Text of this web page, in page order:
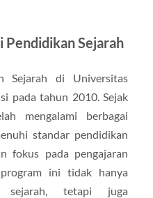
Pendidikan Sejarah
Sejarah di Universitas
pada tahun 2010. Sejak
mengalami berbagai
standar pendidikan
fokus pada pengajaran
ini tidak hanya
sejarah, tetapi juga